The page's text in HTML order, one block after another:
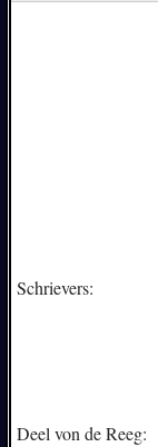
Schrievers:
Deel von de Reeg: